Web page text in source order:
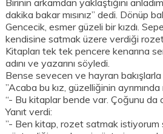
Birinin arkamdan yaklaştığını
dakika bakar mısınız” dedi. Dönüp
Gencecik, esmer güzeli bir kızdı.
kendisine satmak üzere verdiği
Kitapları tek tek pencere kenarına
adını ve yazarını söyledi.
Bense sevecen ve hayran
”Acaba bu kız, güzelliğinin ayrımında
“- Bu kitaplar bende var. Çoğunu da
Yanıt verdi:
”- Ben kitap, rozet satmak istiyorum